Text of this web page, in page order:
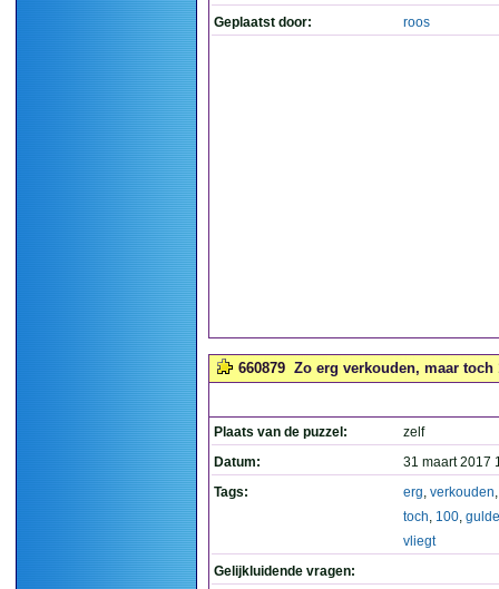
Geplaatst door: roos
660879 Zo erg verkouden, maar
Plaats van de puzzel:
zelf
Datum:
31 maart 2017
Tags:
erg, verkouden
toch, 100,
vliegt
Gelijkluidende vragen: